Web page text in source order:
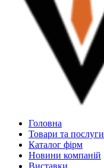
Головна
Товари та послуги
Каталог фірм
Новини компаній
Виставки